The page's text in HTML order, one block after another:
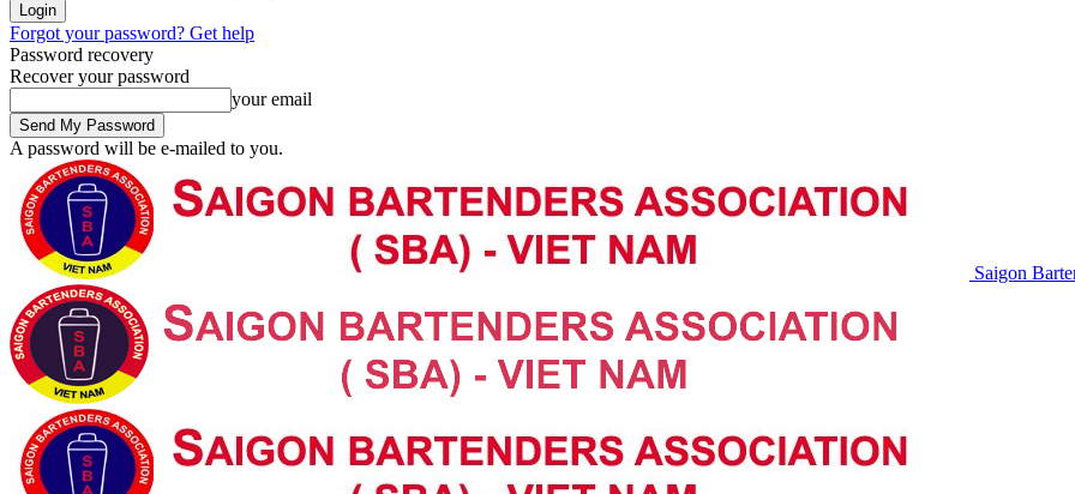
Forgot your password? Get help
Password recovery
Recover your password
your email
A password will be e-mailed to you.
Saigon